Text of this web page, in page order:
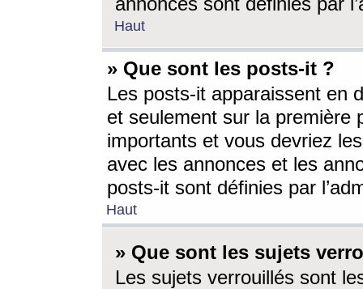
Haut
» Que sont les posts-it ?
Les posts-it apparaissent en
et seulement sur la première
importants et vous devriez
avec les annonces et les
posts-it sont définies par
Haut
» Que sont les sujets
Les sujets verrouillés sont